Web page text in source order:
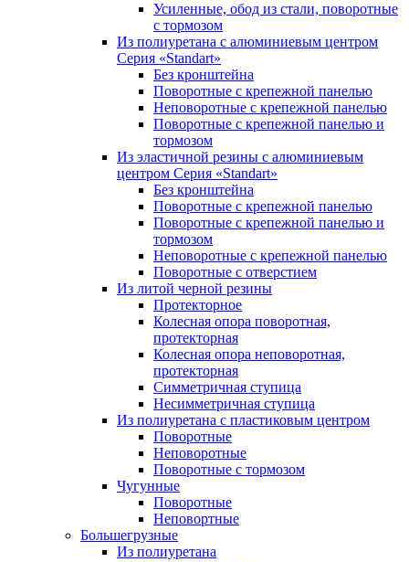
Усиленные, обод из стали, поворотные
с тормозом
Из полиуретана с алюминиевым центром
Серия «Standart»
Без кронштейна
Поворотные с крепежной панелью
Неповоротные с крепежной панелью
Поворотные с крепежной панелью и
тормозом
Из эластичной резины с алюминиевым
центром Серия «Standart»
Без кронштейна
Поворотные с крепежной панелью
Поворотные с крепежной панелью и
тормозом
Неповоротные с крепежной панелью
Поворотные с отверстием
Из литой черной резины
Протекторное
Колесная опора поворотная,
протекторная
Колесная опора неповоротная,
протекторная
Симметричная ступица
Несимметричная ступица
Из полиуретана с пластиковым центром
Поворотные
Неповоротные
Поворотные с тормозом
Чугунные
Поворотные
Неповортные
Большегрузные
Из полиуретана